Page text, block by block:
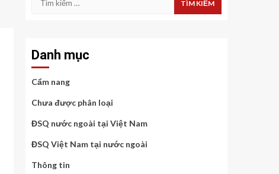
Danh mục
Cẩm nang
Chưa được phân loại
ĐSQ nước ngoài tại Việt Nam
ĐSQ Việt Nam tại nước ngoài
Thông tin